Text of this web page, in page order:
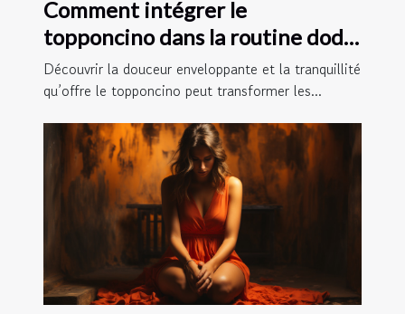
Comment intégrer le
topponcino dans la routine dodo
de votre enfant
Découvrir la douceur enveloppante et la tranquillité
qu’offre le topponcino peut transformer les...